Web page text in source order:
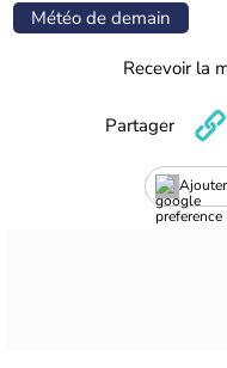
Météo de demain
Recevoir la
Partager